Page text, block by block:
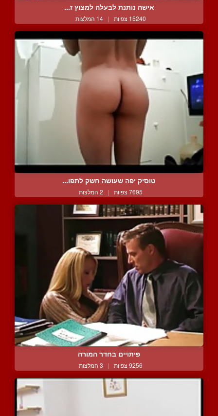
אישה נותנת לבעלה למצוץ ז...
15240 צפיות | 14 המלצות
טוסיק יפה שעושה חשק לתפו...
7695 צפיות | 2 המלצות
פיתויים בחדר המורה
9256 צפיות | 3 המלצות